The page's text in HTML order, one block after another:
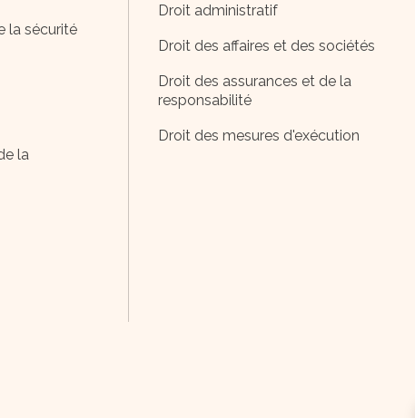
la sécurité
la
Droit administratif
Droit des affaires et des sociétés
Droit des assurances et de la
responsabilité
Droit des mesures d'exécution